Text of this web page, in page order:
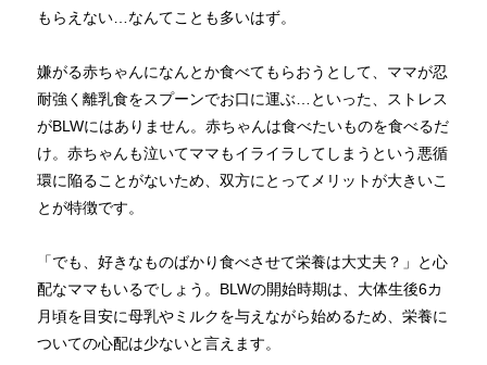
もらえない…なんてことも多いはず。
嫌がる赤ちゃんになんとか食べてもらおうとして、ママが忍
耐強く離乳食をスプーンでお口に運ぶ…といった、ストレス
がBLWにはありません。赤ちゃんは食べたいものを食べるだ
け。赤ちゃんも泣いてママもイライラしてしまうという悪循
環に陥ることがないため、双方にとってメリットが大きいこ
とが特徴です。
「でも、好きなものばかり食べさせて栄養は大丈夫？」と心
配なママもいるでしょう。BLWの開始時期は、大体生後6カ
月頃を目安に母乳やミルクを与えながら始めるため、栄養に
ついての心配は少ないと言えます。